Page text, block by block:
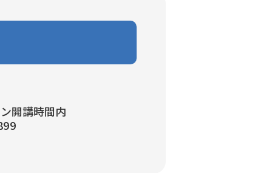
開講時間内